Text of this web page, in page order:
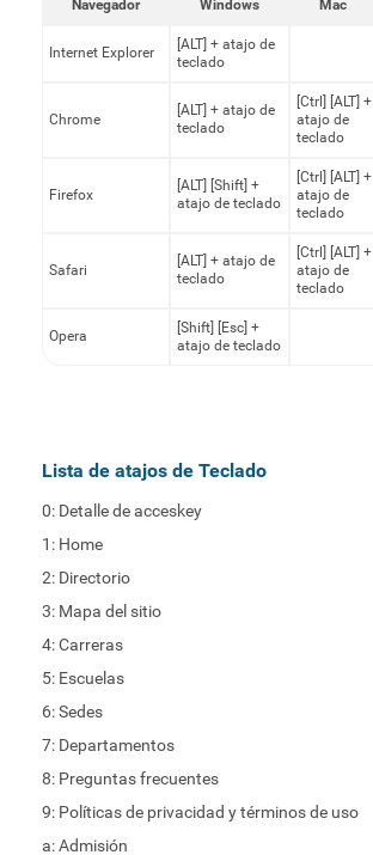
Navegador Windows Mac
Internet Explorer
[ALT] + atajo de
teclado
Chrome
[ALT] + atajo de
teclado
[Ctrl] [ALT] +
atajo de
teclado
Firefox
[ALT] [Shift] +
atajo de teclado
[Ctrl] [ALT] +
atajo de
teclado
Safari
[ALT] + atajo de
teclado
[Ctrl] [ALT] +
atajo de
teclado
Opera
[Shift] [Esc] +
atajo de teclado
Lista de atajos de Teclado
0: Detalle de acceskey
1: Home
2: Directorio
3: Mapa del sitio
4: Carreras
5: Escuelas
6: Sedes
7: Departamentos
8: Preguntas frecuentes
9: Políticas de privacidad y términos de uso
a: Admisión